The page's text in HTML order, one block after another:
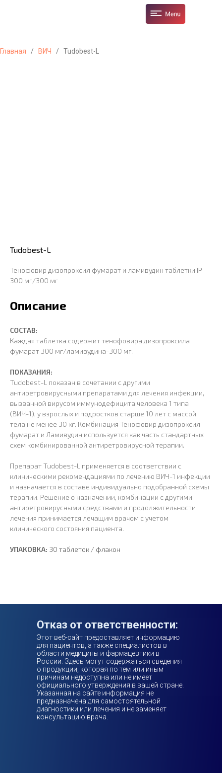
Главная / ВИЧ / Tudobest-L
Tudobest-L
Тенофовир дизопроксил фумарат и ламивудин таблетки IP
300 мг/300 мг
Описание
СОСТАВ:
Каждая таблетка содержит тенофовира дизопроксила
фумарат 300 мг/ламивудина-300 мг.
ПОКАЗАНИЯ:
Tudobest-L показан в сочетании с другими
антиретровирусными препаратами для лечения инфекции,
вызванной вирусом иммунодефицита человека 1 типа
(ВИЧ-1), у взрослых и подростков старше 10 лет с массой
тела не менее 30 кг. Комбинация Тенофовир дизопроксил
фумарат и Ламивудин используется как часть стандартных
схем комбинированной антиретровирусной терапии.
Препарат Tudobest-L применяется в соответствии с
клиническими рекомендациями по лечению ВИЧ-1 инфекции
и назначается в составе индивидуально подобранной схемы
терапии. Решение о назначении, комбинации с другими
антиретровирусными средствами и продолжительности
лечения принимается лечащим врачом с учетом
клинического состояния пациента.
УПАКОВКА: 30 таблеток / флакон
Отказ от ответственности:
Этот веб-сайт предоставляет информацию
для пациентов, а также специалистов в
области медицины и фармацевтики в
России. Здесь могут содержаться сведения
о продукции, которая по тем или иным
причинам недоступна или не имеет
официального утверждения в вашей стране.
Указанная на сайте информация не
предназначена для самостоятельной
диагностики или лечения и не заменяет
консультацию врача.